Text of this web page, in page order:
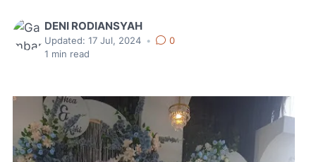
DENI RODIANSYAH
Updated: 17 Jul, 2024 •
0
1 min read